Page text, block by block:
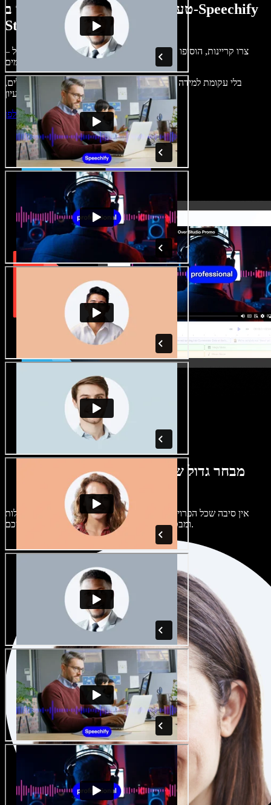
טעימה קטנה ממה שתוכלו ליצור ב-Speechify
Studio.
צרו קריינות, הוסיפו תמונות ללא זכויות, אודיו, סרטונים ושיבוט קול –
בלי עקומת למידה – הכול זמין בדפדפן. יוצרי תוכן כבר לא מוגבלים,
התחילו ליצור באולפן
מבחר גדול של קולות נשים וגברים במגוון
מבטאים
אין סיבה שכל הפרויקטים יישמעו אותו דבר. בחרו מתוך מאות קולות
ומבטאים של בינה מלאכותית והתאימו אותם אליכם.